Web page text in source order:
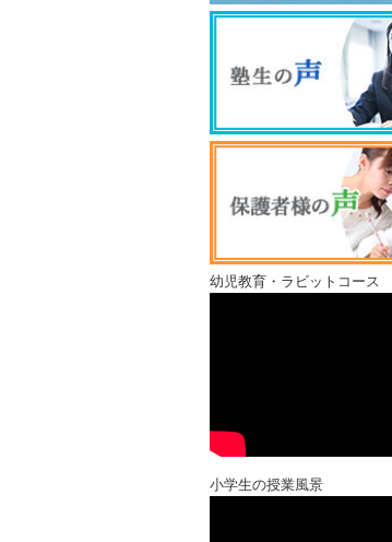
幼児教育・ラビットコース
小学生の授業風景